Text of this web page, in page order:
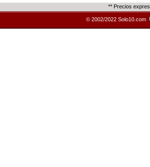
** Precios
© 2002/2022 Solo10.com